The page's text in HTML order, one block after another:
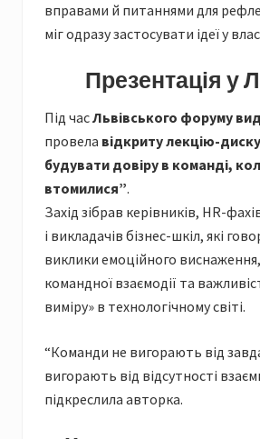
вправами й питаннями для
міг одразу застосувати ідеї у
Презентація у
Під часЛьвівського форуму
провела відкриту лекцію-
будувати довіру в команді,
втомилися”.
Захід зібрав керівників, HR-
і викладачів бізнес-шкіл, які
виклики емоційного
командної взаємодії та
виміру» в технологічному світі.
“Команди не вигорають від
вигорають від відсутності
підкреслила авторка.